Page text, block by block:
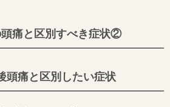
痛と区別すべき症状②
頭痛と区別したい症状